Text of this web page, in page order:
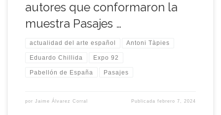
autores que conformaron la
muestra Pasajes …
actualidad del arte español Antoni Tàpies
Eduardo Chillida Expo 92
Pabellón de España Pasajes
por Jaime Álvarez Corral Publicadafebrero 7, 2024